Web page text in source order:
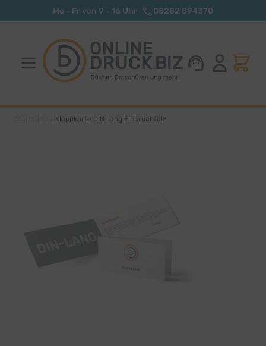
Zum Inhalt springenMo - Fr von 9 - 16 Uhr 08282 894370
Klappkarte DIN-lang Einbruchfalz